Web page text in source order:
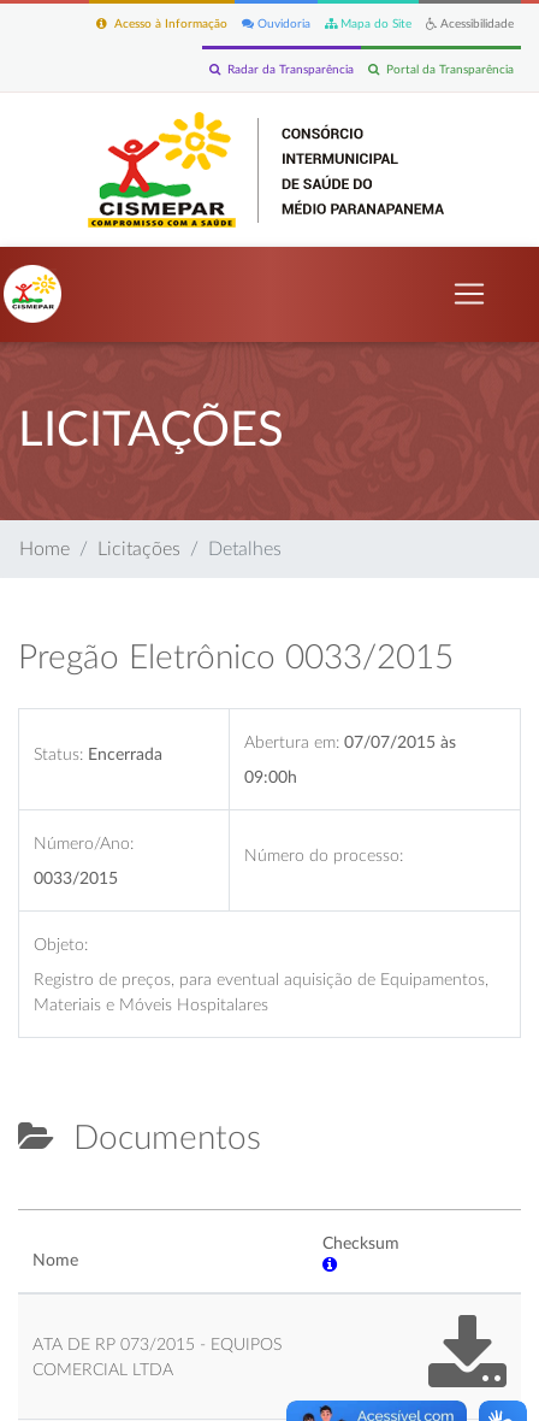
Acessibilidade
Mapa do Site
Ouvidoria
Acesso à Informação
Portal da Transparência
Radar da Transparência
LICITAÇÕES
Home Licitações Detalhes
Pregão Eletrônico 0033/2015
Status: Encerrada
Abertura em: 07/07/2015 às
09:00h
Número/Ano:
0033/2015
Número do processo:
Objeto:
Registro de preços, para eventual aquisição de Equipamentos,
Materiais e Móveis Hospitalares
Documentos
Nome
Checksum
ATA DE RP 073/2015 - EQUIPOS
COMERCIAL LTDA